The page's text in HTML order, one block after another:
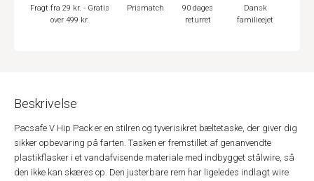
Fragt fra 29 kr. - Gratis
over 499 kr.
Prismatch
90 dages
returret
Dansk
familieejet
Beskrivelse
Pacsafe V Hip Pack er en stilren og tyverisikret bæltetaske, der giver dig
sikker opbevaring på farten. Tasken er fremstillet af genanvendte
plastikflasker i et vandafvisende materiale med indbygget stålwire, så
den ikke kan skæres op. Den justerbare rem har ligeledes indlagt wire